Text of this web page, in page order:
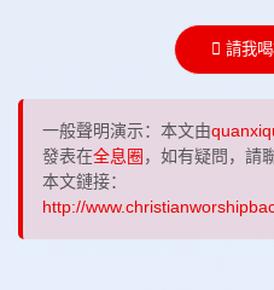
請我
一般聲明演示：本文由
發表在全息圈 ，如有疑問，請
本文鏈接：
http://